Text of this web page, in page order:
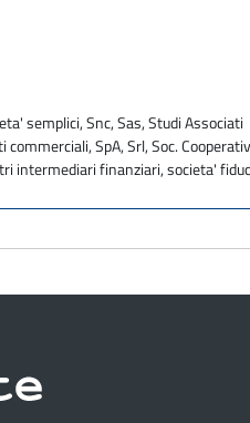
semplici, Snc, Sas, Studi Associati
commerciali, SpA, Srl, Soc.
intermediari finanziari, societa'